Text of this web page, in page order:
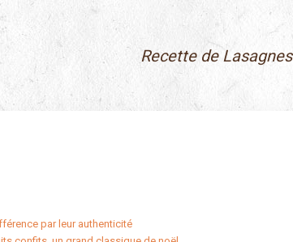
Recette de Lasagnes
par leur authenticité